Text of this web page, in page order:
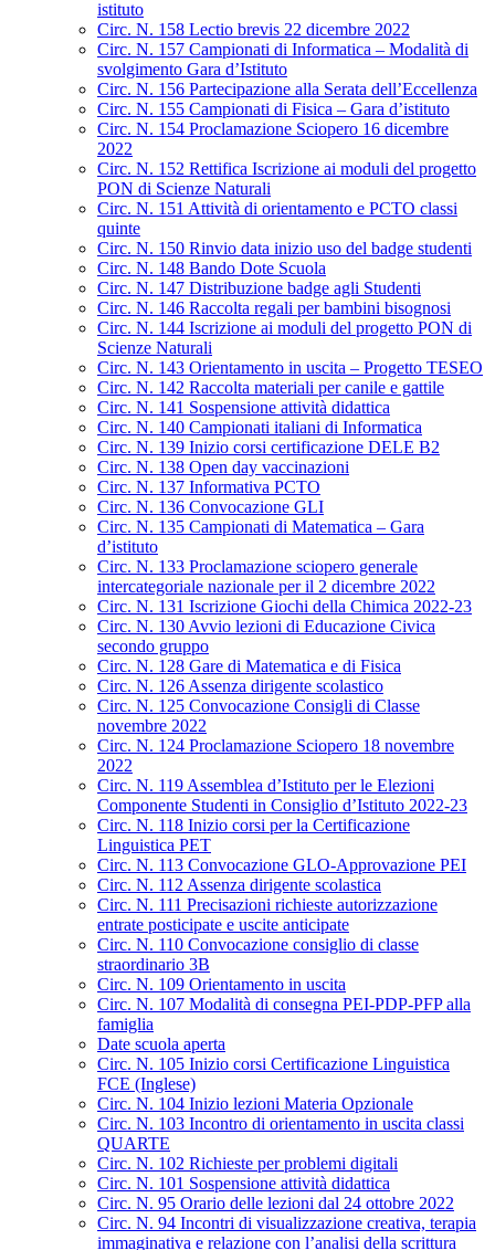
istituto
Circ. N. 158 Lectio brevis 22 dicembre 2022
Circ. N. 157 Campionati di Informatica – Modalità di
svolgimento Gara d’Istituto
Circ. N. 156 Partecipazione alla Serata dell’Eccellenza
Circ. N. 155 Campionati di Fisica – Gara d’istituto
Circ. N. 154 Proclamazione Sciopero 16 dicembre
2022
Circ. N. 152 Rettifica Iscrizione ai moduli del progetto
PON di Scienze Naturali
Circ. N. 151 Attività di orientamento e PCTO classi
quinte
Circ. N. 150 Rinvio data inizio uso del badge studenti
Circ. N. 148 Bando Dote Scuola
Circ. N. 147 Distribuzione badge agli Studenti
Circ. N. 146 Raccolta regali per bambini bisognosi
Circ. N. 144 Iscrizione ai moduli del progetto PON di
Scienze Naturali
Circ. N. 143 Orientamento in uscita – Progetto TESEO
Circ. N. 142 Raccolta materiali per canile e gattile
Circ. N. 141 Sospensione attività didattica
Circ. N. 140 Campionati italiani di Informatica
Circ. N. 139 Inizio corsi certificazione DELE B2
Circ. N. 138 Open day vaccinazioni
Circ. N. 137 Informativa PCTO
Circ. N. 136 Convocazione GLI
Circ. N. 135 Campionati di Matematica – Gara
d’istituto
Circ. N. 133 Proclamazione sciopero generale
intercategoriale nazionale per il 2 dicembre 2022
Circ. N. 131 Iscrizione Giochi della Chimica 2022-23
Circ. N. 130 Avvio lezioni di Educazione Civica
secondo gruppo
Circ. N. 128 Gare di Matematica e di Fisica
Circ. N. 126 Assenza dirigente scolastico
Circ. N. 125 Convocazione Consigli di Classe
novembre 2022
Circ. N. 124 Proclamazione Sciopero 18 novembre
2022
Circ. N. 119 Assemblea d’Istituto per le Elezioni
Componente Studenti in Consiglio d’Istituto 2022-23
Circ. N. 118 Inizio corsi per la Certificazione
Linguistica PET
Circ. N. 113 Convocazione GLO-Approvazione PEI
Circ. N. 112 Assenza dirigente scolastica
Circ. N. 111 Precisazioni richieste autorizzazione
entrate posticipate e uscite anticipate
Circ. N. 110 Convocazione consiglio di classe
straordinario 3B
Circ. N. 109 Orientamento in uscita
Circ. N. 107 Modalità di consegna PEI-PDP-PFP alla
famiglia
Date scuola aperta
Circ. N. 105 Inizio corsi Certificazione Linguistica
FCE (Inglese)
Circ. N. 104 Inizio lezioni Materia Opzionale
Circ. N. 103 Incontro di orientamento in uscita classi
QUARTE
Circ. N. 102 Richieste per problemi digitali
Circ. N. 101 Sospensione attività didattica
Circ. N. 95 Orario delle lezioni dal 24 ottobre 2022
Circ. N. 94 Incontri di visualizzazione creativa, terapia
immaginativa e relazione con l’analisi della scrittura